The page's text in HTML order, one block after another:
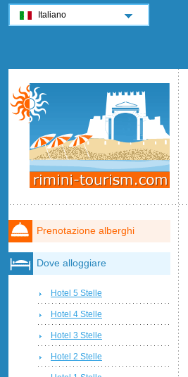
Prenotazione alberghi
Dove alloggiare
Hotel 5 Stelle
Hotel 4 Stelle
Hotel 3 Stelle
Hotel 2 Stelle
Italiano